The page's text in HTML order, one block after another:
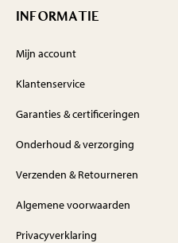
INFORMATIE
Mijn account
Klantenservice
Garanties & certificeringen
Onderhoud & verzorging
Verzenden & Retourneren
Algemene voorwaarden
Privacyverklaring